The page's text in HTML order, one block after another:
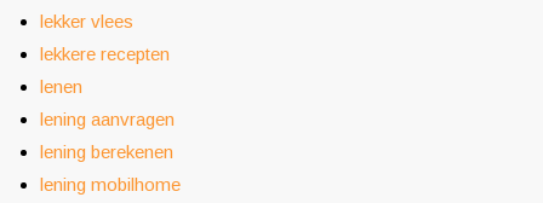
lekker vlees
lekkere recepten
lenen
lening aanvragen
lening berekenen
lening mobilhome